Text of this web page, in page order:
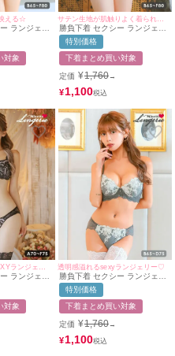
える☆
ランジェリ
ワーレース
ップブラジャ
セット
対象
勝負下着 セクシー ランジェリ
ーハートジップサテンカップブ
ラジャー＆ショーツ2点セット
特別価格
下着まとめ買い対象
定価 ¥1,760→
¥1,100
ランジェリ
ブラ＆シアー
ト
対象
透明感溢れるsexyランジェリー♡
勝負下着 セクシー ランジェリ
ー フラワー 刺繍 レース ビジ
ューチャーム ワイヤー ブラジ
ャー ショーツ 2点セット
特別価格
下着まとめ買い対象
定価 ¥1,760→
¥1,100